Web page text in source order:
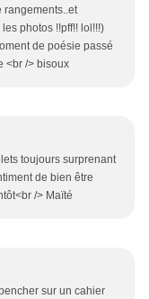
rangements..et
photos !!pff!! lol!!!)
de poésie passé
<br /> bisoux
toujours surprenant
de bien être
/> Maïté
sur un cahier